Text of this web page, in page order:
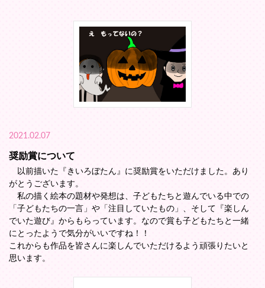
2021.02.07
奨励賞について
以前描いた『きいろぼたん』に奨励賞をいただけました。あり
がとうございます。
私の描く絵本の題材や発想は、子どもたちと遊んでいる中での
「子どもたちの一言」や「注目していたもの」、そして『楽しん
でいた遊び』からもらっています。なので賞も子どもたちと一緒
にとったようで気分がいいですね！！
これからも作品を皆さんに楽しんでいただけるよう頑張りたいと
思います。